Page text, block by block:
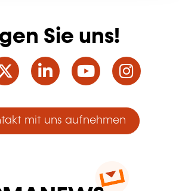
Sie uns!
TwitterLinkedInYouTube
mit uns aufnehmen